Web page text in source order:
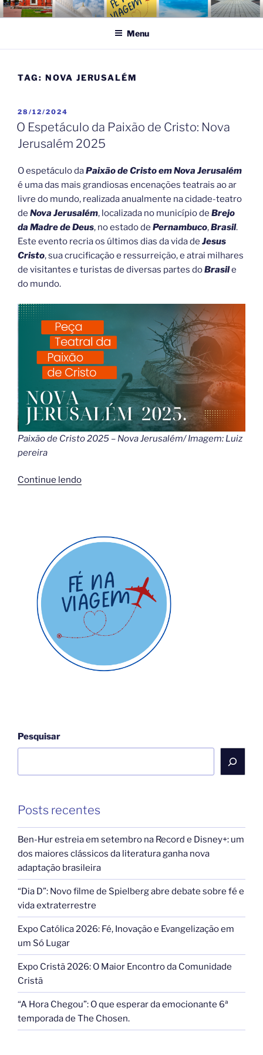
Pular
para
conteúdo
FÉ NA VIAGEM
Turismo Religioso
Menu
TAG: NOVA JERUSALÉM
PUBLICADO
EM
28/12/2024
O Espetáculo da Paixão de Cristo: Nova
Jerusalém 2025
O espetáculo daPaixão de Cristo em Nova Jerusalém
é uma das mais grandiosas encenações teatrais ao ar
livre do mundo, realizada anualmente na cidade-teatro
de Nova Jerusalém, localizada no município de Brejo
da Madre de Deus, no estado de Pernambuco,Brasil.
Este evento recria os últimos dias da vida de Jesus
Cristo, sua crucificação e ressurreição, e atrai milhares
de visitantes e turistas de diversas partes doBrasile
do mundo.
Paixão de Cristo 2025 – Nova Jerusalém/ Imagem: Luiz
pereira
Continue lendo“O
de
Jerusalém
2025”
Pesquisar
Posts recentes
Ben-Hur estreia em setembro na Record e Disney+: um
dos maiores clássicos da literatura ganha nova
adaptação brasileira
“Dia D”: Novo filme de Spielberg abre debate sobre fé e
vida extraterrestre
Expo Católica 2026: Fé, Inovação e Evangelização em
um Só Lugar
Expo Cristã 2026: O Maior Encontro da Comunidade
Cristã
“A Hora Chegou”: O que esperar da emocionante 6ª
temporada de The Chosen.